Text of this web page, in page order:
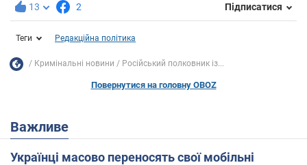
13 2 Підписатися
Теги Редакційна політика
Кримінальні новини Російський полковник із...
Повернутися на головну OBOZ
Важливе
Українці масово переносять свої мобільні